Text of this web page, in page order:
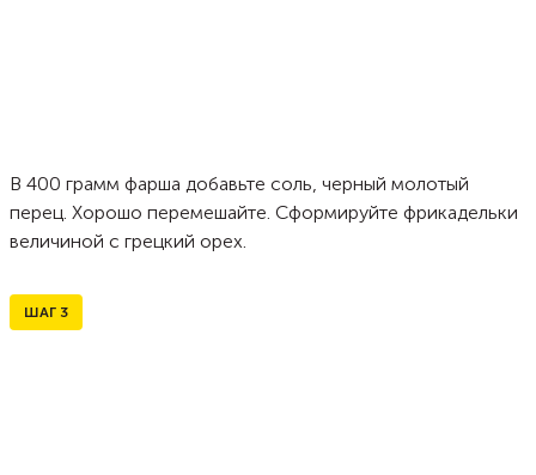
В 400 грамм фарша добавьте соль, черный молотый
перец. Хорошо перемешайте. Сформируйте фрикадельки
величиной с грецкий орех.
ШАГ 3